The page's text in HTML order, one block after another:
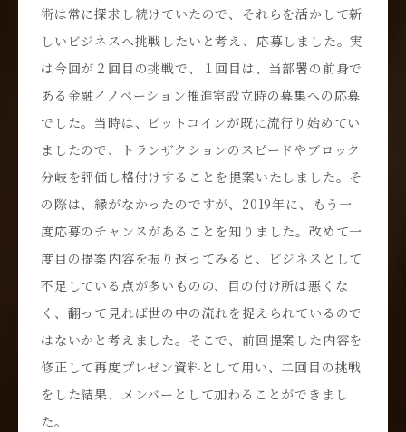
術は常に探求し続けていたので、それらを活かして新
しいビジネスへ挑戦したいと考え、応募しました。実
は今回が２回目の挑戦で、１回目は、当部署の前身で
ある金融イノベーション推進室設立時の募集への応募
でした。当時は、ビットコインが既に流行り始めてい
ましたので、トランザクションのスピードやブロック
分岐を評価し格付けすることを提案いたしました。そ
の際は、縁がなかったのですが、2019年に、もう一
度応募のチャンスがあることを知りました。改めて一
度目の提案内容を振り返ってみると、ビジネスとして
不足している点が多いものの、目の付け所は悪くな
く、翻って見れば世の中の流れを捉えられているので
はないかと考えました。そこで、前回提案した内容を
修正して再度プレゼン資料として用い、二回目の挑戦
をした結果、メンバーとして加わることができまし
た。